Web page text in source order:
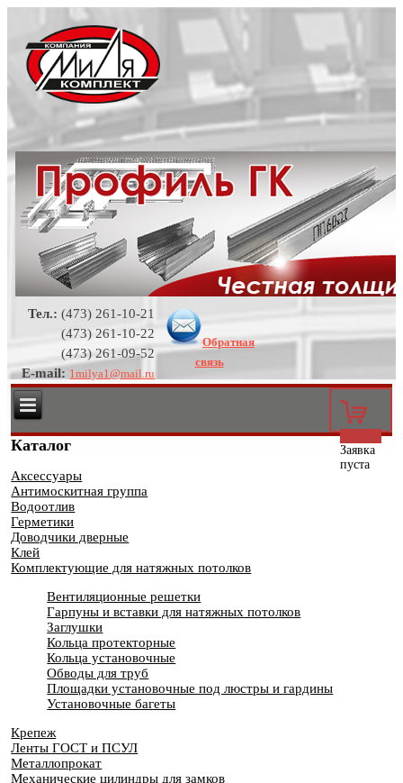
Тел.: (473) 261-10-21
(473) 261-10-22
(473) 261-09-52
E-mail: 1milya1@mail.ru
Обратная
связь
0
Заявка
пуста
Каталог
Аксессуары
Антимоскитная группа
Водоотлив
Герметики
Доводчики дверные
Клей
Комплектующие для натяжных потолков
Вентиляционные решетки
Гарпуны и вставки для натяжных потолков
Заглушки
Кольца протекторные
Кольца установочные
Обводы для труб
Площадки установочные под люстры и гардины
Установочные багеты
Крепеж
Ленты ГОСТ и ПСУЛ
Металлопрокат
Механические цилиндры для замков